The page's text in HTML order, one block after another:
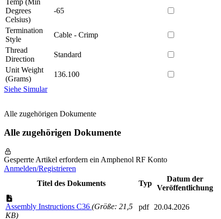
Degrees
Celsius)
-65
Termination
Style
Cable - Crimp
Thread
Direction
Standard
Unit Weight
(Grams)
136.100
Siehe Simular
Alle zugehörigen Dokumente
Alle zugehörigen Dokumente
Gesperrte Artikel erfordern ein Amphenol RF Konto
Anmelden/Registrieren
Titel des Dokuments
Typ
Datum der
Veröffentlichung
Assembly Instructions C36 (Größe: 21,5
KB)
pdf 20.04.2026